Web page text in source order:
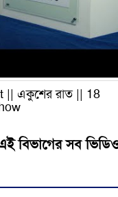
|| একুশের রাত || 18
বিভাগের সব